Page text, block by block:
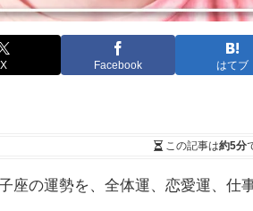
X Facebook はてブ
この記事は約5分
座の運勢を、全体運、恋愛運、仕